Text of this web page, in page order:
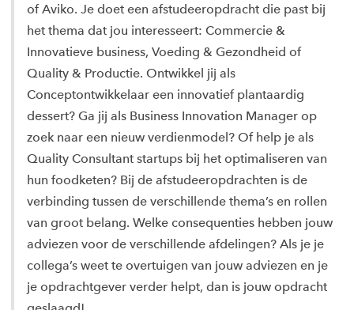
of Aviko. Je doet een afstudeeropdracht die past bij
het thema dat jou interesseert: Commercie &
Innovatieve business, Voeding & Gezondheid of
Quality & Productie. Ontwikkel jij als
Conceptontwikkelaar een innovatief plantaardig
dessert? Ga jij als Business Innovation Manager op
zoek naar een nieuw verdienmodel? Of help je als
Quality Consultant startups bij het optimaliseren van
hun foodketen? Bij de afstudeeropdrachten is de
verbinding tussen de verschillende thema’s en rollen
van groot belang. Welke consequenties hebben jouw
adviezen voor de verschillende afdelingen? Als je je
collega’s weet te overtuigen van jouw adviezen en je
je opdrachtgever verder helpt, dan is jouw opdracht